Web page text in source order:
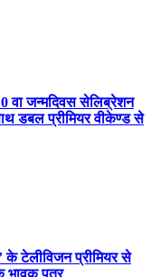
वा जन्मदिवस सेलिब्रेशन
डबल प्रीमियर वीकेण्ड से
के टेलीविजन प्रीमियर से
भावुक पत्र